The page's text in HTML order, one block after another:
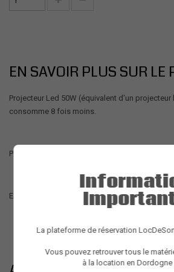
EN SAVOIR PLUS SUR LE
Projecteur Led 50W (équivalent d'un
consomme 8 fois moins.
Pour éclairage intérieur comme extérieur allées,
Eclairage Blanc Froid
La plateforme de réservation
Vous pouvez retrouver tous le
à la location en Dordogne